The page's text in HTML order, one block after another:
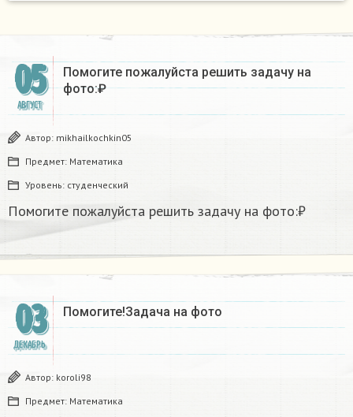
05
АВГУСТ
Помогите пожалуйста решить задачу на
фото:₽​
Автор: mikhailkochkin05
Предмет: Математика
Уровень: студенческий
Помогите пожалуйста решить задачу на фото:₽​
03
ДЕКАБРЬ
Помогите!Задача на фото
Автор: koroli98
Предмет: Математика